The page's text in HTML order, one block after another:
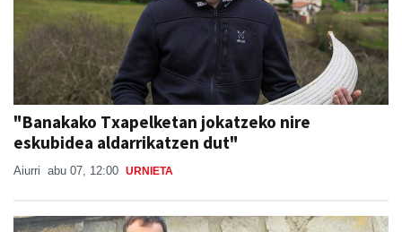
"Banakako Txapelketan jokatzeko nire
eskubidea aldarrikatzen dut"
Aiurri abu 07, 12:00 URNIETA